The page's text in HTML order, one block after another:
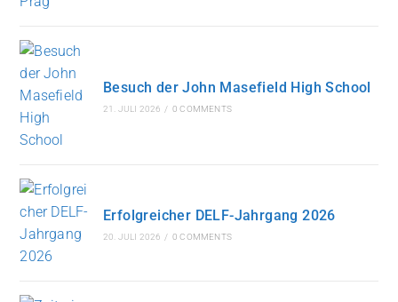
Besuch der John Masefield High School
21. JULI 2026 / 0 COMMENTS
Erfolgreicher DELF-Jahrgang 2026
20. JULI 2026 / 0 COMMENTS